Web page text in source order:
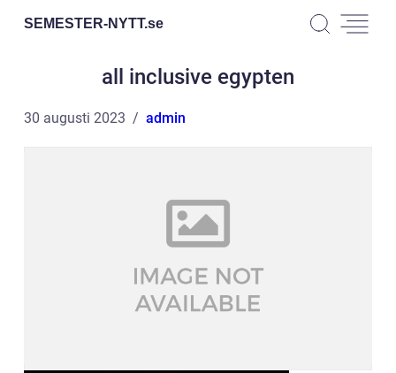
SEMESTER-NYTT.se
all inclusive egypten
30 augusti 2023 admin